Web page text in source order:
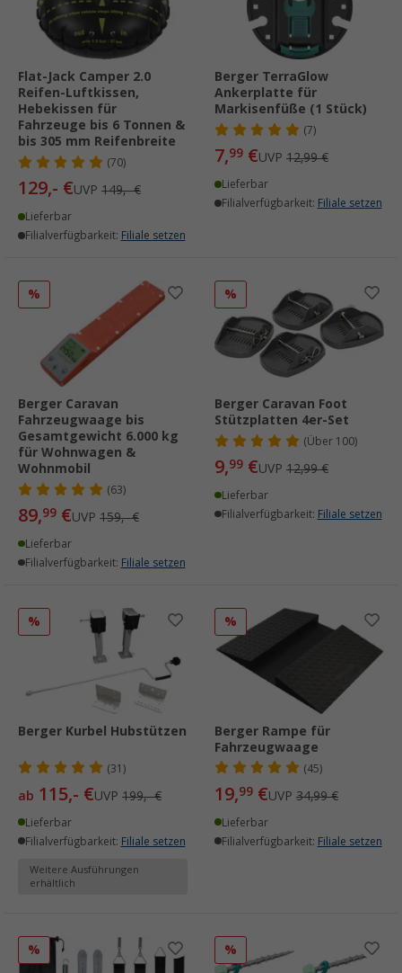
Flat-Jack Camper 2.0
Reifen-Luftkissen,
Hebekissen für
Fahrzeuge bis 6 Tonnen &
bis 305 mm Reifenbreite
(70)
129,- €UVP 149,- €
Lieferbar
Filialverfügbarkeit: Filiale setzen
Berger TerraGlow
Ankerplatte für
Markisenfüße (1 Stück)
(7)
7,99 €UVP 12,99 €
Lieferbar
Filialverfügbarkeit: Filiale setzen
%
Berger Caravan
Fahrzeugwaage bis
Gesamtgewicht 6.000 kg
für Wohnwagen &
Wohnmobil
(63)
89,99 €UVP 159,- €
Lieferbar
Filialverfügbarkeit: Filiale setzen
%
Berger Caravan Foot
Stützplatten 4er-Set
(Über100)
9,99 €UVP 12,99 €
Lieferbar
Filialverfügbarkeit: Filiale setzen
%
Berger Kurbel Hubstützen
(31)
ab 115,- €UVP 199,- €
Lieferbar
Filialverfügbarkeit: Filiale setzen
Weitere Ausführungen
erhältlich
%
Berger Rampe für
Fahrzeugwaage
(45)
19,99 €UVP 34,99 €
Lieferbar
Filialverfügbarkeit: Filiale setzen
% %